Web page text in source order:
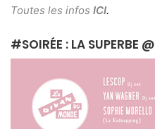
Toutes les infos ICI.
#SOIRÉE : LA SUPERBE